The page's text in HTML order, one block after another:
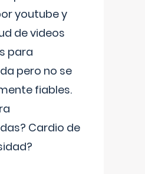
youtube y
de videos
para
pero no se
fiables.
Cardio de